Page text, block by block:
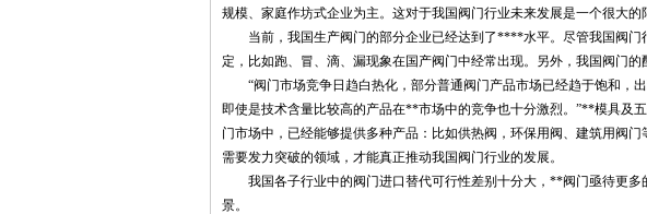
规模、家庭作坊式企业为主。这对于我国阀门行业未来发展是一个很大的
当前，我国生产阀门的部分企业已经达到了****水平。尽管我国阀门
定，比如跑、冒、滴、漏现象在国产阀门中经常出现。另外，我国阀门的
“阀门市场竞争日趋白热化，部分普通阀门产品市场已经趋于饱和，
即使是技术含量比较高的产品在**市场中的竞争也十分激烈。”**模具及
门市场中，已经能够提供多种产品：比如供热阀，环保用阀、建筑用阀
需要发力突破的领域，才能真正推动我国阀门行业的发展。
我国各子行业中的阀门进口替代可行性差别十分大，**阀门亟待更多
景。